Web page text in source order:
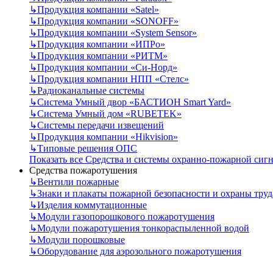
↳Продукция компании «Satel»
↳Продукция компании «SONOFF»
↳Продукция компании «System Sensor»
↳Продукция компании «ИПРо»
↳Продукция компании «РИТМ»
↳Продукция компании «Си-Норд»
↳Продукция компании НПП «Стелс»
↳Радиоканальные системы
↳Система Умный двор «БАСТИОН Smart Yard»
↳Система Умный дом «RUBETEK»
↳Системы передачи извещений
↳Продукция компании «Hikvision»
↳Типовые решения ОПС
Показать все Средства и системы охранно-пожарной
Средства пожаротушения
↳Вентили пожарные
↳Знаки и плакаты пожарной безопасности и охраны
↳Изделия коммутационные
↳Модули газопорошкового пожаротушения
↳Модули пожаротушения тонкораспыленной водой
↳Модули порошковые
↳Оборудование для аэрозольного пожаротушения